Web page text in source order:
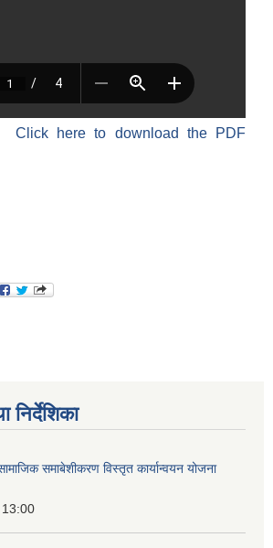
Click here to download the PDF
समाबेशीकरण विस्तृत कार्यान्वयन योजना